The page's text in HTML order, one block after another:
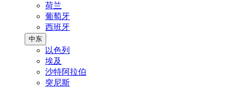
荷兰
葡萄牙
西班牙
中东
以色列
埃及
沙特阿拉伯
突尼斯